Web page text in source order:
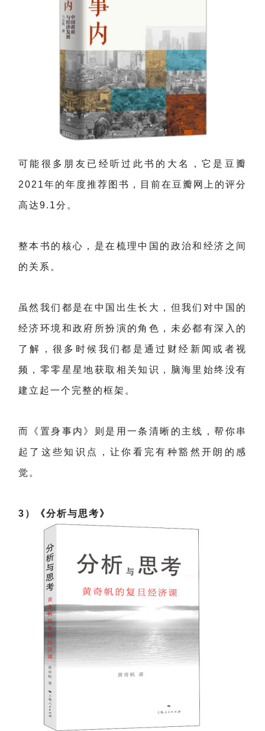
可能很多朋友已经听过此书的大名，它是豆瓣
2021年的年度推荐图书，目前在豆瓣网上的评分
高达9.1分。
整本书的核心，是在梳理中国的政治和经济之间
的关系。
虽然我们都是在中国出生长大，但我们对中国的
经济环境和政府所扮演的角色，未必都有深入的
了解，很多时候我们都是通过财经新闻或者视
频，零零星星地获取相关知识，脑海里始终没有
建立起一个完整的框架。
而《置身事内》则是用一条清晰的主线，帮你串
起了这些知识点，让你看完有种豁然开朗的感
觉。
3）《分析与思考》